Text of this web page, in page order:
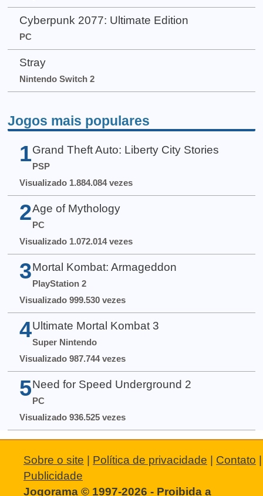
Cyberpunk 2077: Ultimate Edition
PC
Stray
Nintendo Switch 2
Jogos mais populares
1 Grand Theft Auto: Liberty City Stories
PSP
Visualizado 1.884.084 vezes
2 Age of Mythology
PC
Visualizado 1.072.014 vezes
3 Mortal Kombat: Armageddon
PlayStation 2
Visualizado 999.530 vezes
4 Ultimate Mortal Kombat 3
Super Nintendo
Visualizado 987.744 vezes
5 Need for Speed Underground 2
PC
Visualizado 936.525 vezes
Sobre o site | Política de privacidade | Contato |
Publicidade
Jogorama © 1997-2026 - Proibida a